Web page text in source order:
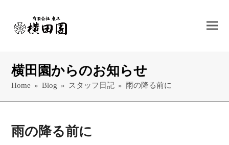
横田園からのお知らせ
Home » Blog » スタッフ日記 » 雨の降る前に
雨の降る前に